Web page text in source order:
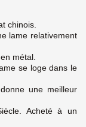
chinois.
lame relativement
métal.
se loge dans le
une meilleur
Acheté à un